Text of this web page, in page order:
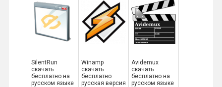
SilentRun
скачать
бесплатно на
русском языке
Winamp
скачать
бесплатно
русская версия
Avidemux
скачать
бесплатно на
русском языке